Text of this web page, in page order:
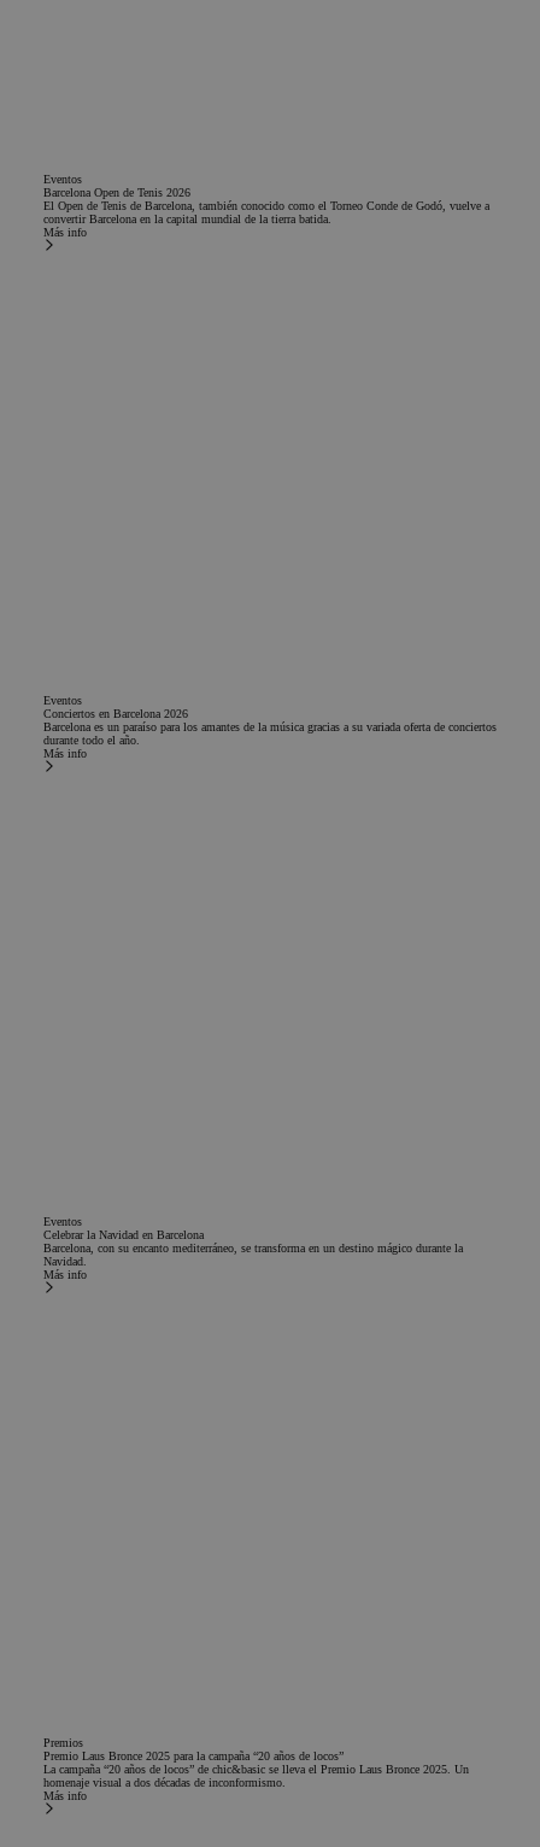
Eventos
Barcelona Open de Tenis 2026
El Open de Tenis de Barcelona, también conocido como el Torneo Conde de Godó, vuelve a
convertir Barcelona en la capital mundial de la tierra batida.
Más info
Eventos
Conciertos en Barcelona 2026
Barcelona es un paraíso para los amantes de la música gracias a su variada oferta de conciertos
durante todo el año.
Más info
Eventos
Celebrar la Navidad en Barcelona
Barcelona, con su encanto mediterráneo, se transforma en un destino mágico durante la
Navidad.
Más info
Premios
Premio Laus Bronce 2025 para la campaña “20 años de locos”
La campaña “20 años de locos” de chic&basic se lleva el Premio Laus Bronce 2025. Un
homenaje visual a dos décadas de inconformismo.
Más info